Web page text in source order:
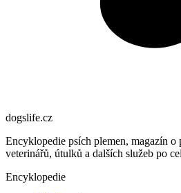
dogslife.cz
Encyklopedie psích plemen, magazín o
veterinářů, útulků a dalších služeb po
Encyklopedie